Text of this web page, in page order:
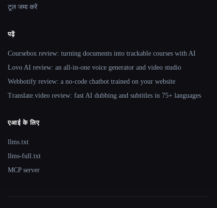
टूल जमा करें
पढ़ें
Coursebox review: turning documents into trackable courses with AI
Lovo AI review: an all-in-one voice generator and video studio
Webbotify review: a no-code chatbot trained on your website
Translate.video review: fast AI dubbing and subtitles in 75+ languages
एआई के लिए
llms.txt
llms-full.txt
MCP server